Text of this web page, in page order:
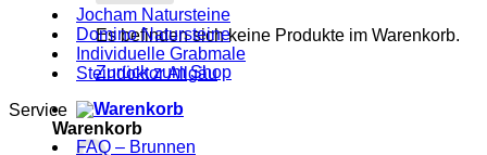
Es befinden sich keine Produkte im Warenkorb.
Zurück zum Shop
Warenkorb
Jocham Natursteine
Domino Natursteine
Individuelle Grabmale
Steindoktor Allgäu
Service
FAQ – Brunnen